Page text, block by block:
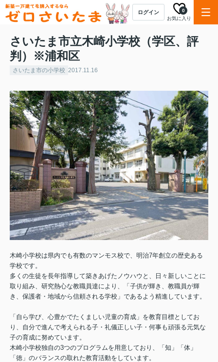
ログイン
お気に入り
0
さいたま市立木崎小学校（学区、評
判）※浦和区
さいたま市の小学校 2017.11.16
木崎小学校は県内でも有数のマンモス校で、明治7年創立の歴史ある
学校です。
多くの生徒を長年指導して築きあげたノウハウと、日々新しいことに
取り組み、研究熱心な教職員達により、「子供が輝き、教職員が輝
き、保護者・地域から信頼される学校」であるよう精進しています。
「自ら学び、心豊かでたくましい児童の育成」を教育目標としてお
り、自分で進んで考えられる子・礼儀正しい子・何事も頑張る元気な
子の育成に努めています。
木崎小学校独自の3つのプログラムを用意しており、「知」「体」
「徳」のバランスの取れた教育活動をしています。